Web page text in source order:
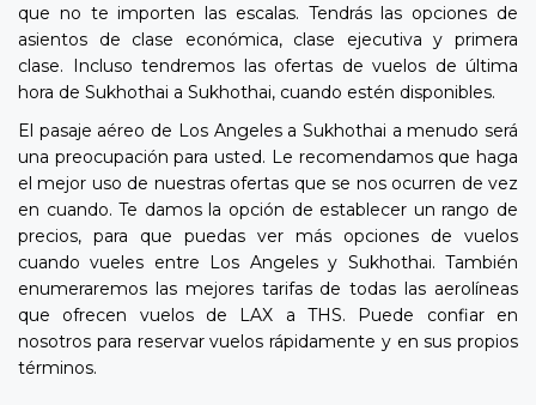
que no te importen las escalas. Tendrás las opciones de
asientos de clase económica, clase ejecutiva y primera
clase. Incluso tendremos las ofertas de vuelos de última
hora de Sukhothai a Sukhothai, cuando estén disponibles.
El pasaje aéreo de Los Angeles a Sukhothai a menudo será
una preocupación para usted. Le recomendamos que haga
el mejor uso de nuestras ofertas que se nos ocurren de vez
en cuando. Te damos la opción de establecer un rango de
precios, para que puedas ver más opciones de vuelos
cuando vueles entre Los Angeles y Sukhothai. También
enumeraremos las mejores tarifas de todas las aerolíneas
que ofrecen vuelos de LAX a THS. Puede confiar en
nosotros para reservar vuelos rápidamente y en sus propios
términos.